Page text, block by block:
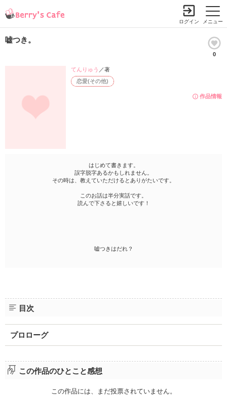
メニュー
ログイン
嘘つき。
0
作品情報
恋愛(その他)
てんりゅう ／著
はじめて書きます。
誤字脱字あるかもしれません。
その時は、教えていただけるとありがたいです。
このお話は半分実話です。
読んで下さると嬉しいです！
嘘つきはだれ？
目次
プロローグ
この作品のひとこと感想
この作品には、まだ投票されていません。